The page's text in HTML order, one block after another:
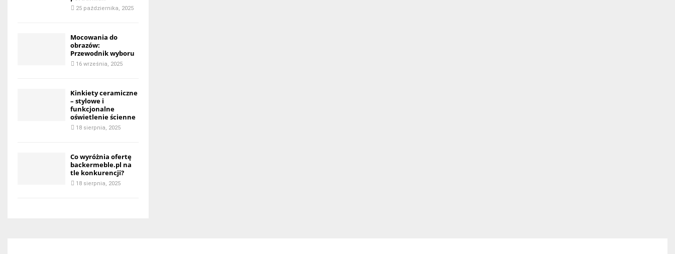
25 października, 2025
Mocowania do
obrazów:
Przewodnik wyboru
16 września, 2025
Kinkiety ceramiczne
– stylowe i
funkcjonalne
oświetlenie ścienne
18 sierpnia, 2025
Co wyróżnia ofertę
backermeble.pl na
tle konkurencji?
18 sierpnia, 2025